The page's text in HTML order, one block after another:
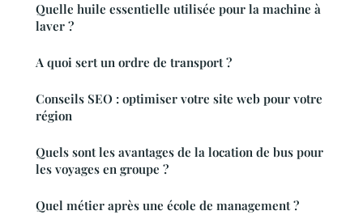
Quelle huile essentielle utilisée pour la machine à
laver ?
A quoi sert un ordre de transport ?
Conseils SEO : optimiser votre site web pour votre
région
Quels sont les avantages de la location de bus pour
les voyages en groupe ?
Quel métier après une école de management ?